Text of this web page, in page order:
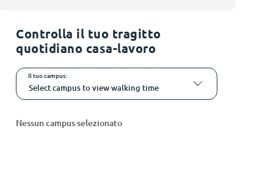
Controlla il tuo tragitto
quotidiano casa-lavoro
Select campus to view walking time
Il tuo campus:
Nessun campus selezionato